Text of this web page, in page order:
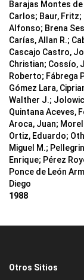
Barajas Montes
Carlos; Baur,
Alfonso; Brena
Carías, Allan R.;
Cascajo Castro,
Christian; Cossío,
Roberto; Fábrega
Gómez Lara,
Walther J.;
Quintana Aceves,
Aroca, Juan;
Ortiz, Eduardo;
Miguel M.;
Enrique; Pérez
Ponce de León
Diego
1988
Otros Sitios